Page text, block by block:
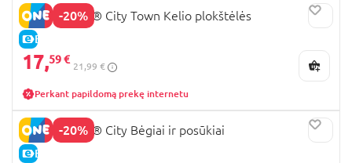
-20%
E-KAINA
60304 LEGO® City Town Kelio plokštėlės
17,59 €
21,99 €
Perkant papildomą prekę internetu
-20%
E-KAINA
60205 LEGO® City Bėgiai ir posūkiai